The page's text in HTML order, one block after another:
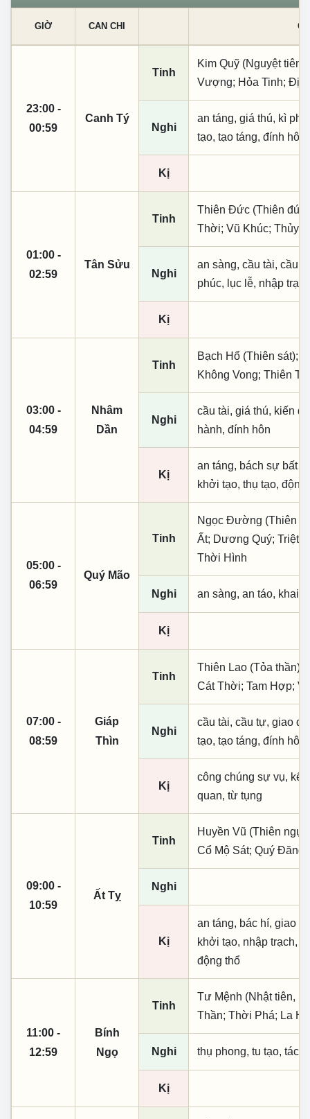
GIỜ CAN CHI
23:00 -
00:59
Canh Tý
Tinh
Kim Quỹ (Nguyệt
Vượng; Hỏa Tinh; Địa
Nghi
an táng, giá thú, kì
tạo, tạo táng, đính hôn
Kị
01:00 -
02:59
Tân Sửu
Tinh
Thiên Đức (Thiên
Thời; Vũ Khúc; Thủy
Nghi
an sàng, cầu tài, cầu
phúc, lục lễ, nhập
Kị
03:00 -
04:59
Nhâm
Dần
Tinh
Bạch Hổ (Thiên sát);
Không Vong; Thiên
Nghi
cầu tài, giá thú, kiến
hành, đính hôn
Kị
an táng, bách sự bất
khởi tạo, thụ tạo, động
05:00 -
06:59
Quý Mão
Tinh
Ngọc Đường (Thiên
Ất; Dương Quý; Triệt
Thời Hình
Nghi an sàng, an táo, khai
Kị
07:00 -
08:59
Giáp
Thìn
Tinh
Thiên Lao (Tỏa thần);
Cát Thời; Tam Hợp;
Nghi
cầu tài, cầu tự, giao
tạo, tạo táng, đính hôn
Kị
công chúng sự vụ, kết
quan, từ tụng
09:00 -
10:59
Ất Tỵ
Tinh
Huyền Vũ (Thiên
Cổ Mộ Sát; Quý Đăng
Nghi
Kị
an táng, bác hí, giao
khởi tạo, nhập trạch,
động thổ
11:00 -
12:59
Bính
Ngọ
Tinh
Tư Mệnh (Nhật tiên,
Thần; Thời Phá; La
Nghi thụ phong, tu tạo, tác
Kị